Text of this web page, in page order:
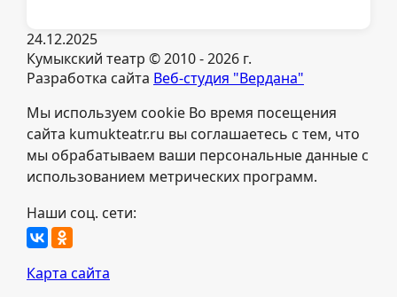
24.12.2025
Кумыкский театр © 2010 - 2026 г.
Разработка сайта Веб-студия "Вердана"
Мы используем cookie Во время посещения
сайта kumukteatr.ru вы соглашаетесь с тем, что
мы обрабатываем ваши персональные данные с
использованием метрических программ.
Наши соц. сети:
Карта сайта